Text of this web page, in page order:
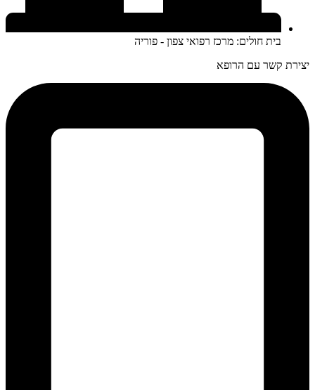
בית חולים: מרכז רפואי צפון - פוריה
יצירת קשר עם הרופא